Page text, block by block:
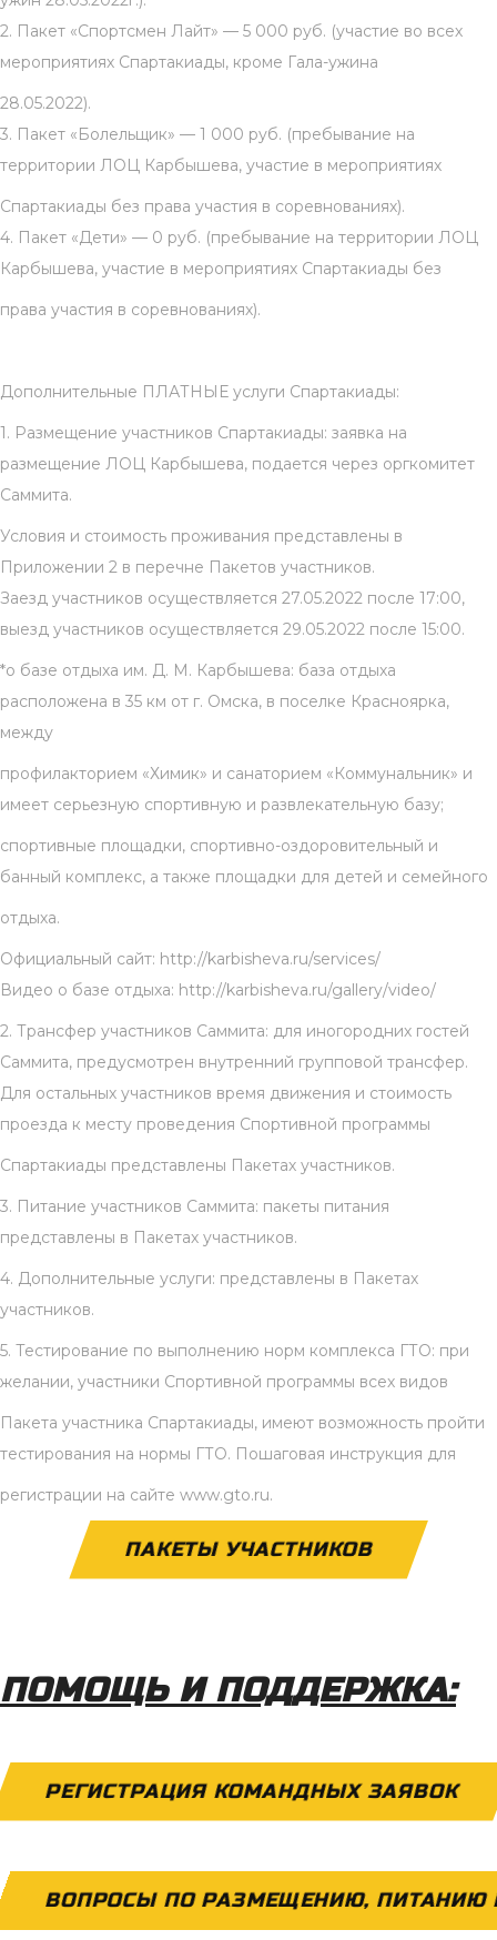
2. Пакет «Спортсмен Лайт» — 5 000 руб. (участие во всех
мероприятиях Спартакиады, кроме Гала-ужина
28.05.2022).
3. Пакет «Болельщик» — 1 000 руб. (пребывание на
территории ЛОЦ Карбышева, участие в мероприятиях
Спартакиады без права участия в соревнованиях).
4. Пакет «Дети» — 0 руб. (пребывание на территории ЛОЦ
Карбышева, участие в мероприятиях Спартакиады без
права участия в соревнованиях).
Дополнительные ПЛАТНЫЕ услуги Спартакиады:
1. Размещение участников Спартакиады: заявка на
размещение ЛОЦ Карбышева, подается через оргкомитет
Саммита.
Условия и стоимость проживания представлены в
Приложении 2 в перечне Пакетов участников.
Заезд участников осуществляется 27.05.2022 после 17:00,
выезд участников осуществляется 29.05.2022 после 15:00.
*о базе отдыха им. Д. М. Карбышева: база отдыха
расположена в 35 км от г. Омска, в поселке Красноярка,
между
профилакторием «Химик» и санаторием «Коммунальник» и
имеет серьезную спортивную и развлекательную базу;
спортивные площадки, спортивно-оздоровительный и
банный комплекс, а также площадки для детей и семейного
отдыха.
Официальный сайт: http://karbisheva.ru/services/
Видео о базе отдыха: http://karbisheva.ru/gallery/video/
2. Трансфер участников Саммита: для иногородних гостей
Саммита, предусмотрен внутренний групповой трансфер.
Для остальных участников время движения и стоимость
проезда к месту проведения Спортивной программы
Спартакиады представлены Пакетах участников.
3. Питание участников Саммита: пакеты питания
представлены в Пакетах участников.
4. Дополнительные услуги: представлены в Пакетах
участников.
5. Тестирование по выполнению норм комплекса ГТО: при
желании, участники Спортивной программы всех видов
Пакета участника Спартакиады, имеют возможность пройти
тестирования на нормы ГТО. Пошаговая инструкция для
регистрации на сайте www.gto.ru.
ПАКЕТЫ УЧАСТНИКОВ
ПОМОЩЬ И ПОДДЕРЖКА:
РЕГИСТРАЦИЯ КОМАНДНЫХ ЗАЯВОК
ВОПРОСЫ ПО РАЗМЕЩЕНИЮ, ПИТАНИЮ